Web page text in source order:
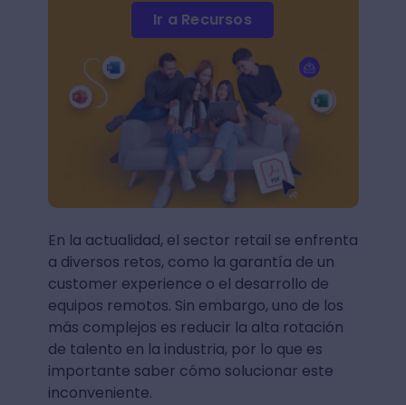
Ir a Recursos
En la actualidad, el sector retail se enfrenta
a diversos retos, como la garantía de un
customer experience o el desarrollo de
equipos remotos. Sin embargo, uno de los
más complejos es reducir la alta rotación
de talento en la industria, por lo que es
importante saber cómo solucionar este
inconveniente.